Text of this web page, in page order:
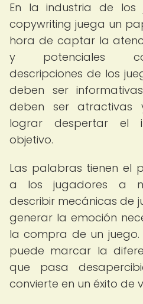
En la industria de los
copywriting juega un
hora de captar la
y potenciales
descripciones de los
deben ser
deben ser atractivas
lograr despertar el
objetivo.
Las palabras tienen el
a los jugadores a
describir mecánicas de
generar la emoción
la compra de un juego.
puede marcar la
que pasa
convierte en un éxito de